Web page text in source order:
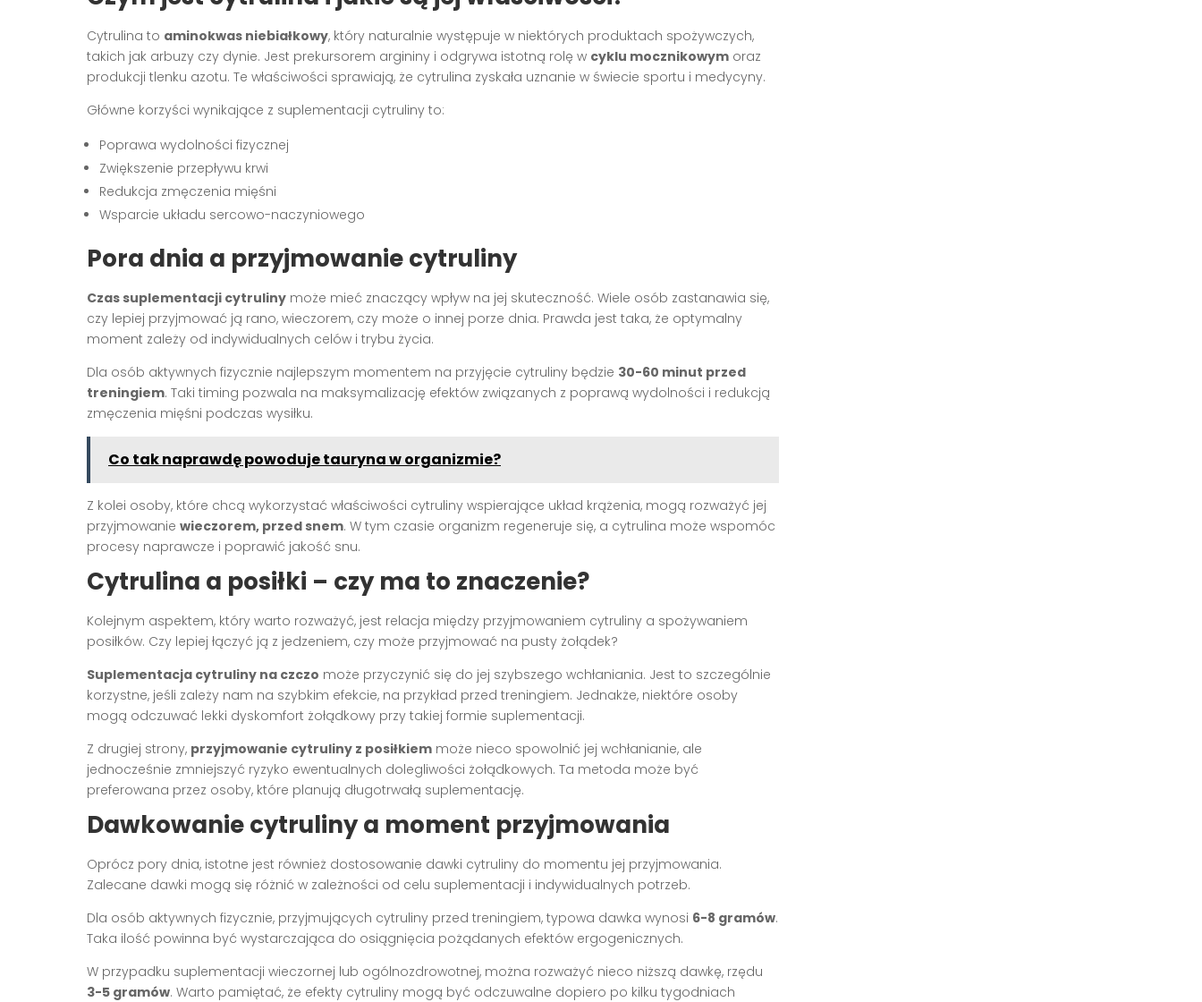
Cytrulina to aminokwas niebiałkowy, który naturalnie występuje w niektórych produktach spożywczych,
takich jak arbuzy czy dynie. Jest prekursorem argininy i odgrywa istotną rolę w cyklu mocznikowym oraz
produkcji tlenku azotu. Te właściwości sprawiają, że cytrulina zyskała uznanie w świecie sportu i medycyny.
Główne korzyści wynikające z suplementacji cytruliny to:
Poprawa wydolności fizycznej
Zwiększenie przepływu krwi
Redukcja zmęczenia mięśni
Wsparcie układu sercowo-naczyniowego
Pora dnia a przyjmowanie cytruliny
Czas suplementacji cytruliny może mieć znaczący wpływ na jej skuteczność. Wiele osób zastanawia się,
czy lepiej przyjmować ją rano, wieczorem, czy może o innej porze dnia. Prawda jest taka, że optymalny
moment zależy od indywidualnych celów i trybu życia.
Dla osób aktywnych fizycznie najlepszym momentem na przyjęcie cytruliny będzie 30-60 minut przed
treningiem. Taki timing pozwala na maksymalizację efektów związanych z poprawą wydolności i redukcją
zmęczenia mięśni podczas wysiłku.
Co tak naprawdę powoduje tauryna w organizmie?
Z kolei osoby, które chcą wykorzystać właściwości cytruliny wspierające układ krążenia, mogą rozważyć jej
przyjmowanie wieczorem, przed snem. W tym czasie organizm regeneruje się, a cytrulina może wspomóc
procesy naprawcze i poprawić jakość snu.
Cytrulina a posiłki – czy ma to znaczenie?
Kolejnym aspektem, który warto rozważyć, jest relacja między przyjmowaniem cytruliny a spożywaniem
posiłków. Czy lepiej łączyć ją z jedzeniem, czy może przyjmować na pusty żołądek?
Suplementacja cytruliny na czczo może przyczynić się do jej szybszego wchłaniania. Jest to szczególnie
korzystne, jeśli zależy nam na szybkim efekcie, na przykład przed treningiem. Jednakże, niektóre osoby
mogą odczuwać lekki dyskomfort żołądkowy przy takiej formie suplementacji.
Z drugiej strony, przyjmowanie cytruliny z posiłkiem może nieco spowolnić jej wchłanianie, ale
jednocześnie zmniejszyć ryzyko ewentualnych dolegliwości żołądkowych. Ta metoda może być
preferowana przez osoby, które planują długotrwałą suplementację.
Dawkowanie cytruliny a moment przyjmowania
Oprócz pory dnia, istotne jest również dostosowanie dawki cytruliny do momentu jej przyjmowania.
Zalecane dawki mogą się różnić w zależności od celu suplementacji i indywidualnych potrzeb.
Dla osób aktywnych fizycznie, przyjmujących cytruliny przed treningiem, typowa dawka wynosi 6-8 gramów.
Taka ilość powinna być wystarczająca do osiągnięcia pożądanych efektów ergogenicznych.
W przypadku suplementacji wieczornej lub ogólnozdrowotnej, można rozważyć nieco niższą dawkę, rzędu
3-5 gramów. Warto pamiętać, że efekty cytruliny mogą być odczuwalne dopiero po kilku tygodniach